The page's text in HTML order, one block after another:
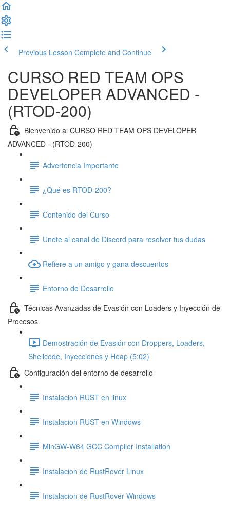
Previous Lesson Complete and Continue
CURSO RED TEAM OPS
DEVELOPER ADVANCED -
(RTOD-200)
Bienvenido al CURSO RED TEAM OPS DEVELOPER
ADVANCED - (RTOD-200)
Advertencia Importante
¿Qué es RTOD-200?
Contenido del Curso
Unete al canal de Discord para resolver tus dudas
Refiere a un amigo y gana descuentos
Entorno de Desarrollo
Técnicas Avanzadas de Evasión con Loaders y Inyección de
Procesos
Demostración de Evasión con Droppers, Loaders,
Shellcode, Inyecciones y Heap (5:02)
Configuración del entorno de desarrollo
Instalacion RUST en linux
Instalacion RUST en Windows
MinGW-W64 GCC Compiler Installation
Instalacion de RustRover Linux
Instalacion de RustRover Windows